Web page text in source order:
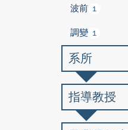
波前 1
調變 1
系所
指導教授